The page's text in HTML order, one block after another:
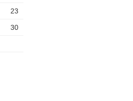
23
30